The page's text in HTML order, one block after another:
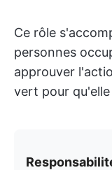
Ce rôle
personnes
approuver
vert pour